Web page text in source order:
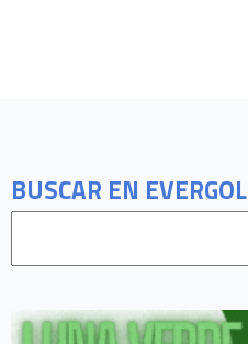
BUSCAR EN EVERGOL